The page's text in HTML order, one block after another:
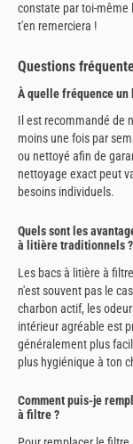
constate par toi-même
t'en remerciera !
Questions
À quelle fréquence
Il est recommandé de
moins une fois par
ou nettoyé afin de
nettoyage exact peut
besoins individuels.
Quels sont les
à litière traditionnels ?
Les bacs à litière à
n'est souvent pas le
charbon actif, les
intérieur agréable est
généralement plus
plus hygiénique à ton
Comment puis-je
à filtre ?